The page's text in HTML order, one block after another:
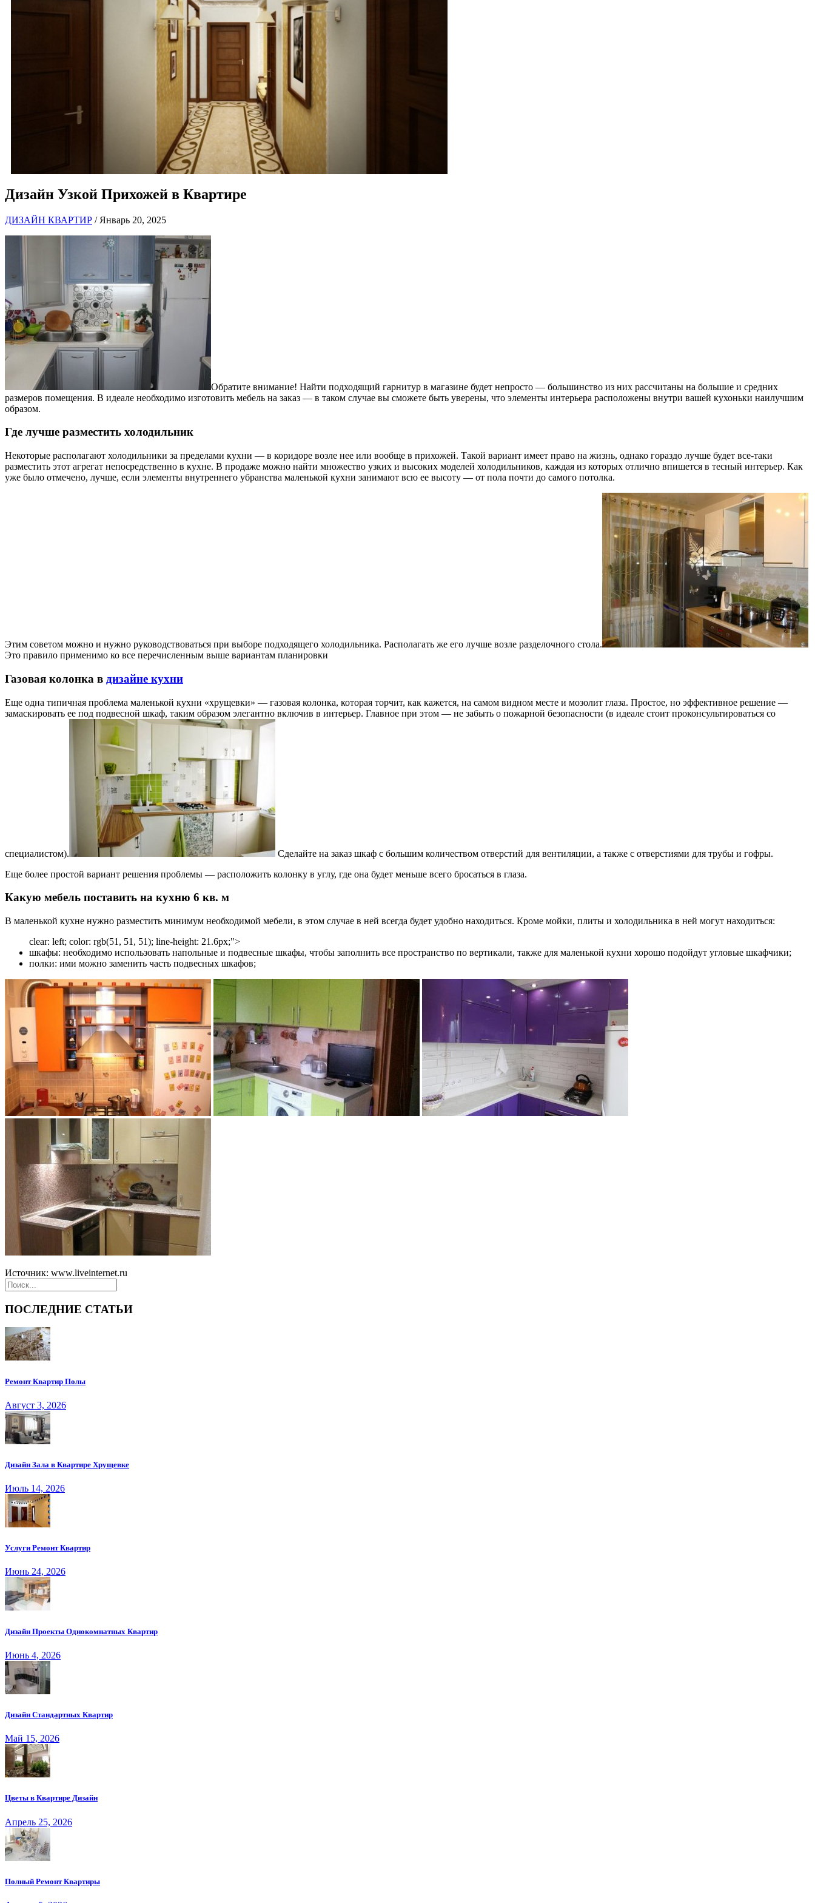
Дизайн Узкой Прихожей в Квартире
ДИЗАЙН КВАРТИР / Январь 20, 2025
Обратите внимание! Найти подходящий гарнитур в магазине будет непросто — большинство из них рассчитаны на большие и средних
размеров помещения. В идеале необходимо изготовить мебель на заказ — в таком случае вы сможете быть уверены, что элементы интерьера расположены внутри вашей кухоньки наилучшим
образом.
Где лучше разместить холодильник
Некоторые располагают холодильники за пределами кухни — в коридоре возле нее или вообще в прихожей. Такой вариант имеет право на жизнь, однако гораздо лучше будет все-таки
разместить этот агрегат непосредственно в кухне. В продаже можно найти множество узких и высоких моделей холодильников, каждая из которых отлично впишется в тесный интерьер. Как
уже было отмечено, лучше, если элементы внутреннего убранства маленькой кухни занимают всю ее высоту — от пола почти до самого потолка.
Этим советом можно и нужно руководствоваться при выборе подходящего холодильника. Располагать же его лучше возле разделочного стола.
Это правило применимо ко все перечисленным выше вариантам планировки
Газовая колонка в дизайне кухни
Еще одна типичная проблема маленькой кухни «хрущевки» — газовая колонка, которая торчит, как кажется, на самом видном месте и мозолит глаза. Простое, но эффективное решение —
замаскировать ее под подвесной шкаф, таким образом элегантно включив в интерьер. Главное при этом — не забыть о пожарной безопасности (в идеале стоит проконсультироваться со
специалистом).
Сделайте на заказ шкаф с большим количеством отверстий для вентиляции, а также с отверстиями для трубы и гофры.
Еще более простой вариант решения проблемы — расположить колонку в углу, где она будет меньше всего бросаться в глаза.
Какую мебель поставить на кухню 6 кв. м
В маленькой кухне нужно разместить минимум необходимой мебели, в этом случае в ней всегда будет удобно находиться. Кроме мойки, плиты и холодильника в ней могут находиться:
clear: left; color: rgb(51, 51, 51); line-height: 21.6px;">
шкафы: необходимо использовать напольные и подвесные шкафы, чтобы заполнить все пространство по вертикали, также для маленькой кухни хорошо подойдут угловые шкафчики;
полки: ими можно заменить часть подвесных шкафов;
Источник: www.liveinternet.ru
ПОСЛЕДНИЕ СТАТЬИ
Ремонт Квартир Полы
Август 3, 2026
Дизайн Зала в Квартире Хрущевке
Июль 14, 2026
Услуги Ремонт Квартир
Июнь 24, 2026
Дизайн Проекты Однокомнатных Квартир
Июнь 4, 2026
Дизайн Стандартных Квартир
Май 15, 2026
Цветы в Квартире Дизайн
Апрель 25, 2026
Полный Ремонт Квартиры